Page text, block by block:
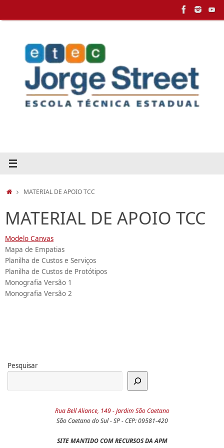
HOMEMATERIAL DE APOIO TCC
MATERIAL DE APOIO TCC
Modelo Canvas
Mapa de Empatias
Planilha de Custos e Serviços
Planilha de Custos de Protótipos
Monografia Versão 1
Monografia Versão 2
Pesquisar
Rua Bell Aliance, 149 - Jardim São Caetano
São Caetano do Sul - SP - CEP: 09581-420
SITE MANTIDO COM RECURSOS DA APM